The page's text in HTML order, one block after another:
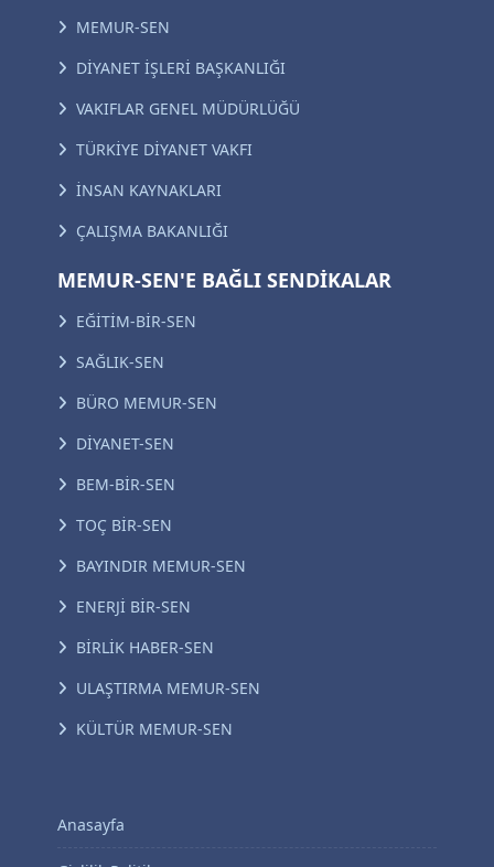
MEMUR-SEN
DİYANET İŞLERİ BAŞKANLIĞI
VAKIFLAR GENEL MÜDÜRLÜĞÜ
TÜRKİYE DİYANET VAKFI
İNSAN KAYNAKLARI
ÇALIŞMA BAKANLIĞI
MEMUR-SEN'E BAĞLI SENDİKALAR
EĞİTİM-BİR-SEN
SAĞLIK-SEN
BÜRO MEMUR-SEN
DİYANET-SEN
BEM-BİR-SEN
TOÇ BİR-SEN
BAYINDIR MEMUR-SEN
ENERJİ BİR-SEN
BİRLİK HABER-SEN
ULAŞTIRMA MEMUR-SEN
KÜLTÜR MEMUR-SEN
Anasayfa